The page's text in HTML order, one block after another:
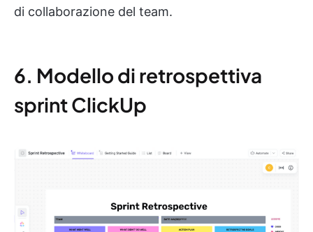
di collaborazione del team.
6. Modello di retrospettiva
sprint ClickUp